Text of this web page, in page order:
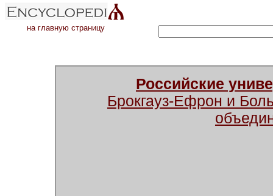
на главную страницу
Российские
Брокгауз-Ефрон и